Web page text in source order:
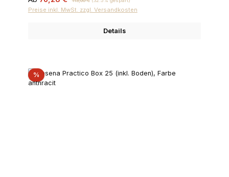
Preise inkl. MwSt. zzgl. Versandkosten
Details
%Rabatt